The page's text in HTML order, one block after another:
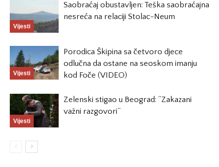
Vijesti
Saobraćaj obustavljen: Teška saobraćajna
nesreća na relaciji Stolac-Neum
Vijesti
Porodica Škipina sa četvoro djece
odlučna da ostane na seoskom imanju
kod Foče (VIDEO)
Vijesti
Zelenski stigao u Beograd: “Zakazani
važni razgovori”